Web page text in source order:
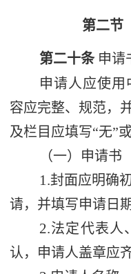
第二节
第二十条 申请
申请人应使用
容应完整、规范，
及栏目应填写“无”
（一）申请书
1.封面应明确
请，并填写申请日期
2.法定代表人
认，申请人盖章应齐